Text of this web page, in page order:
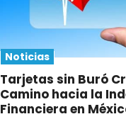
Noticias
Tarjetas sin Buró
Camino hacia la
Financiera en